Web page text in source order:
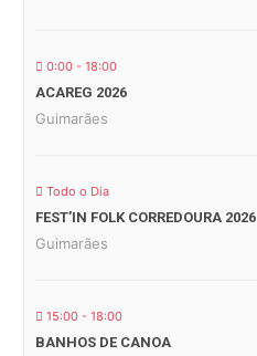
0:00 - 18:00
ACAREG 2026
Guimarães
Todo o Dia
FEST’IN FOLK CORREDOURA 2026
Guimarães
15:00 - 18:00
BANHOS DE CANOA